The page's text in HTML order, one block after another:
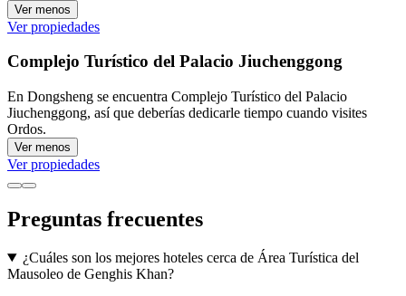
Ver menos
Ver propiedades
Complejo Turístico del Palacio Jiuchenggong
En Dongsheng se encuentra Complejo Turístico del Palacio
Jiuchenggong, así que deberías dedicarle tiempo cuando visites
Ordos.
Ver menos
Ver propiedades
Preguntas frecuentes
¿Cuáles son los mejores hoteles cerca de Área Turística del
Mausoleo de Genghis Khan?